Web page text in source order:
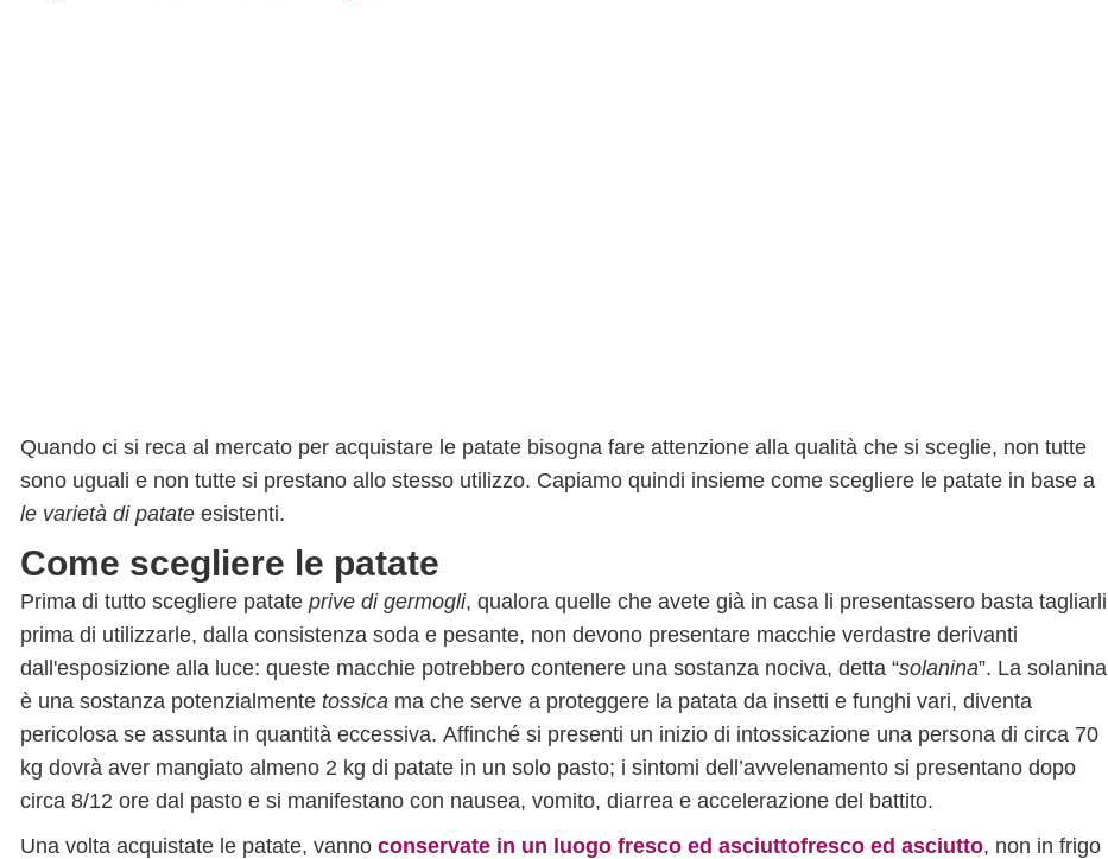
Quando ci si reca al mercato per acquistare le patate bisogna fare attenzione alla qualità che si sceglie, non tutte
sono uguali e non tutte si prestano allo stesso utilizzo. Capiamo quindi insieme come scegliere le patate in base a
le varietà di patate esistenti.
Come scegliere le patate
Prima di tutto scegliere patate prive di germogli, qualora quelle che avete già in casa li presentassero basta tagliarli
prima di utilizzarle, dalla consistenza soda e pesante, non devono presentare macchie verdastre derivanti
dall'esposizione alla luce: queste macchie potrebbero contenere una sostanza nociva, detta “solanina”. La solanina
è una sostanza potenzialmente tossica ma che serve a proteggere la patata da insetti e funghi vari, diventa
pericolosa se assunta in quantità eccessiva. Affinché si presenti un inizio di intossicazione una persona di circa 70
kg dovrà aver mangiato almeno 2 kg di patate in un solo pasto; i sintomi dell’avvelenamento si presentano dopo
circa 8/12 ore dal pasto e si manifestano con nausea, vomito, diarrea e accelerazione del battito.
Una volta acquistate le patate, vanno conservate in un luogo fresco ed asciuttofresco ed asciutto, non in frigo